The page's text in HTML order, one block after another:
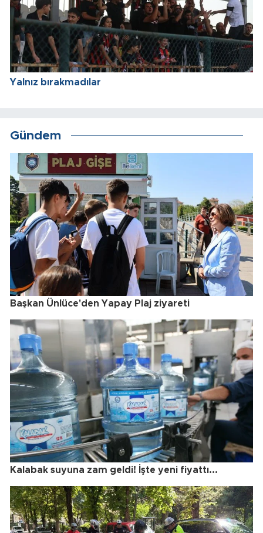
Yalnız bırakmadılar
Gündem
Başkan Ünlüce'den Yapay Plaj ziyareti
Kalabak suyuna zam geldi! İşte yeni fiyattı...